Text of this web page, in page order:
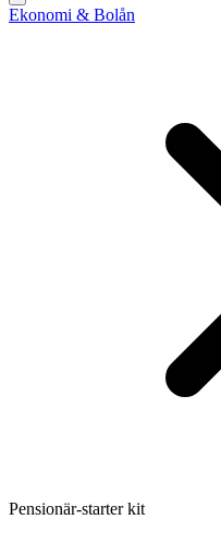
Ekonomi & Bolån
Pensionär-starter kit